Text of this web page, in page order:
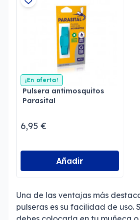
¡En oferta!
Pulsera antimosquitos
Parasital
6,95 €
Añadir
Una de las ventajas más
pulseras es su facilidad de uso.